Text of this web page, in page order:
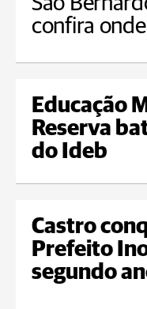
confira
Educação
Reserva
do Ideb
Castro
Prefeito
segundo